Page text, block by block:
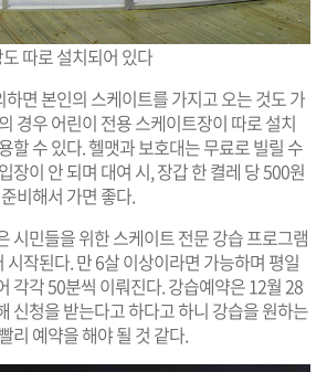
따로 설치되어 있다
면 본인의 스케이트를 가지고 오는 것도 가
경우 어린이 전용 스케이트장이 따로 설치
할 수 있다. 헬맷과 보호대는 무료로 빌릴 수
장이 안 되며 대여 시, 장갑 한 켤레 당 500원
비해서 가면 좋다.
시민들을 위한 스케이트 전문 강습 프로그램
작된다. 만 6살 이상이라면 가능하며 평일
각각 50분씩 이뤄진다. 강습예약은 12월 28
신청을 받는다고 하다고 하니 강습을 원하는
리 예약을 해야 될 것 같다.